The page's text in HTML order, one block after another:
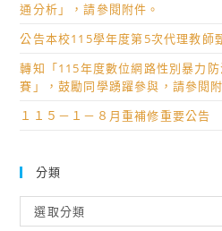
通分析」，請參閱附件。
公告本校115學年度第5次代理教師
轉知「115年度數位網路性別暴力
賽」，鼓勵同學踴躍參與，請參閱
１１５－１－８月重補修重要公告
分類
類
選取分類